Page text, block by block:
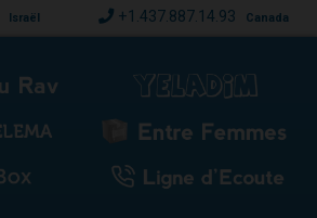
Israël +1.437.887.14.93 Canada